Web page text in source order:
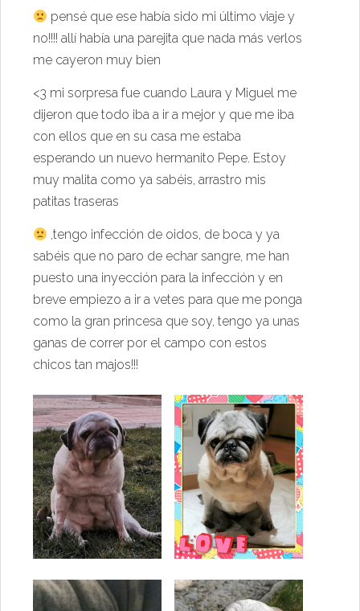
pensé que ese había sido mi último viaje y
no!!!! allí había una parejita que nada más verlos
me cayeron muy bien
<3 mi sorpresa fue cuando Laura y Miguel me
dijeron que todo iba a ir a mejor y que me iba
con ellos que en su casa me estaba
esperando un nuevo hermanito Pepe. Estoy
muy malita como ya sabéis, arrastro mis
patitas traseras
,tengo infección de oidos, de boca y ya
sabéis que no paro de echar sangre, me han
puesto una inyección para la infección y en
breve empiezo a ir a vetes para que me ponga
como la gran princesa que soy, tengo ya unas
ganas de correr por el campo con estos
chicos tan majos!!!